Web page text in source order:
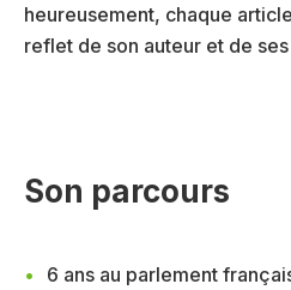
heureusement, chaque
reflet de son auteur et de
Son parcours
6 ans au parlement